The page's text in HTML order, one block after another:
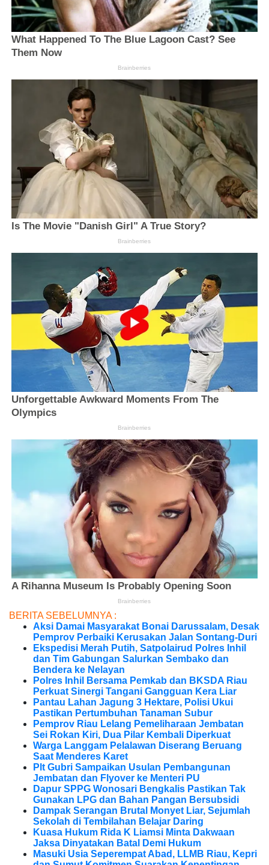
BERITA SEBELUMNYA :
Aksi Damai Masyarakat Bonai Darussalam, Desak
Pemprov Perbaiki Kerusakan Jalan Sontang-Duri
Ekspedisi Merah Putih, Satpolairud Polres Inhil
dan Tim Gabungan Salurkan Sembako dan
Bendera ke Nelayan
Polres Inhil Bersama Pemkab dan BKSDA Riau
Perkuat Sinergi Tangani Gangguan Kera Liar
Pantau Lahan Jagung 3 Hektare, Polisi Ukui
Pastikan Pertumbuhan Tanaman Subur
Pemprov Riau Lelang Pemeliharaan Jembatan
Sei Rokan Kiri, Dua Pilar Kembali Diperkuat
Warga Langgam Pelalawan Diserang Beruang
Saat Menderes Karet
Plt Gubri Sampaikan Usulan Pembangunan
Jembatan dan Flyover ke Menteri PU
Dapur SPPG Wonosari Bengkalis Pastikan Tak
Gunakan LPG dan Bahan Pangan Bersubsidi
Dampak Serangan Brutal Monyet Liar, Sejumlah
Sekolah di Tembilahan Belajar Daring
Kuasa Hukum Rida K Liamsi Minta Dakwaan
Jaksa Dinyatakan Batal Demi Hukum
Masuki Usia Seperempat Abad, LLMB Riau, Kepri